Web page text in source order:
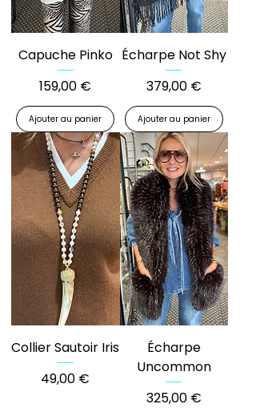
Capuche Pinko
Prix
159,00 €
Ajouter au panier
Écharpe Not Shy
Prix
379,00 €
Ajouter au panier
Collier Sautoir Iris
Prix
49,00 €
Écharpe
Uncommon
Prix
325,00 €